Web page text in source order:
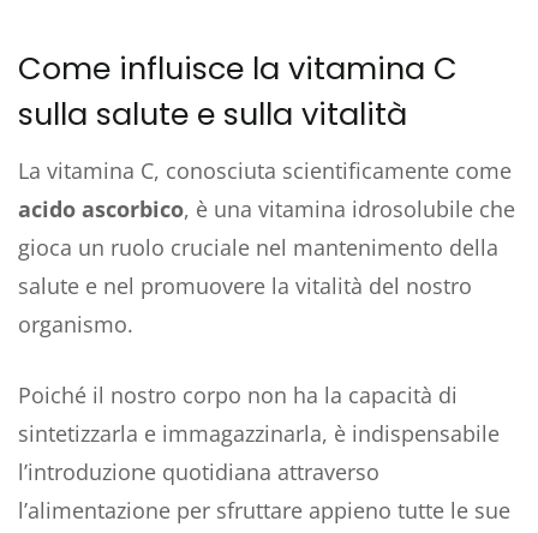
Come influisce la vitamina C
sulla salute e sulla vitalità
La vitamina C, conosciuta scientificamente come
acido ascorbico, è una vitamina idrosolubile che
gioca un ruolo cruciale nel mantenimento della
salute e nel promuovere la vitalità del nostro
organismo.
Poiché il nostro corpo non ha la capacità di
sintetizzarla e immagazzinarla, è indispensabile
l’introduzione quotidiana attraverso
l’alimentazione per sfruttare appieno tutte le sue